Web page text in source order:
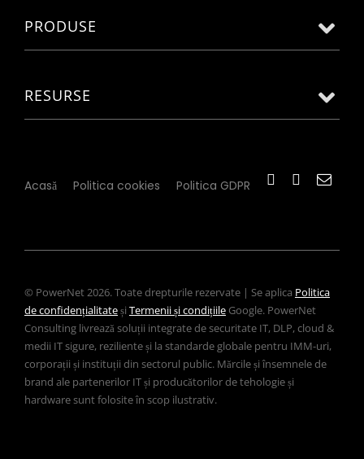
PRODUSE
RESURSE
Acasă Politica cookies Politica GDPR
© PowerNet 2026. Toate drepturile rezervate | Se aplica Politica
de confidențialitateși Termenii și condițiileGoogle. PowerNet
Consulting livrează soluții integrate de securitate IT, DLP, cloud &
medii IT sigure, reziliente și la standarde globale pentru IMM-uri,
corporații și instituții din sectorul public. Mărcile și însemnele de
brand ale partenerilor IT și producătorilor de tehologie și
hardware sunt folosite în scop ilustrativ.